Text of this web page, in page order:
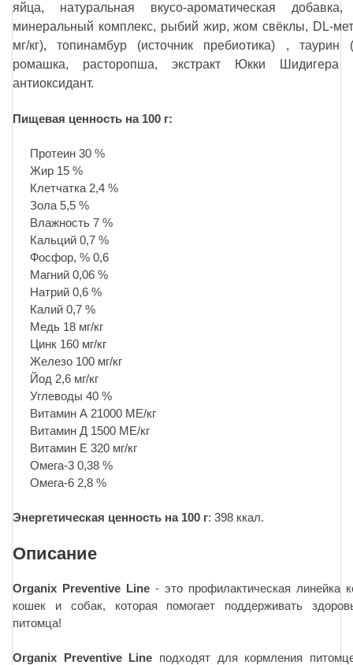
яйца, натуральная вкусо-ароматическая добавка,
минеральный комплекс, рыбий жир, жом свёклы, DL-
мг/кг), топинамбур (источник пребиотика) , таурин
ромашка, расторопша, экстракт Юкки Шидигера
антиоксидант.
Пищевая ценность на 100 г:
Протеин 30 %
Жир 15 %
Клетчатка 2,4 %
Зола 5,5 %
Влажность 7 %
Кальций 0,7 %
Фосфор, % 0,6
Магний 0,06 %
Натрий 0,6 %
Калий 0,7 %
Медь 18 мг/кг
Цинк 160 мг/кг
Железо 100 мг/кг
Йод 2,6 мг/кг
Углеводы 40 %
Витамин А 21000 МЕ/кг
Витамин Д 1500 МЕ/кг
Витамин Е 320 мг/кг
Омега-3 0,38 %
Омега-6 2,8 %
Энергетическая ценность на 100 г: 398 ккал.
Описание
Organix Preventive Line - это профилактическая линейка
кошек и собак, которая помогает поддерживать
питомца!
Organix Preventive Line подходят для кормления